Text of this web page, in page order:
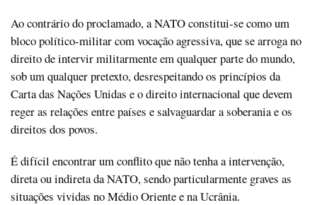
Ao contrário do proclamado, a NATO constitui-se como um
bloco político-militar com vocação agressiva, que se arroga no
direito de intervir militarmente em qualquer parte do mundo,
sob um qualquer pretexto, desrespeitando os princípios da
Carta das Nações Unidas e o direito internacional que devem
reger as relações entre países e salvaguardar a soberania e os
direitos dos povos.
É difícil encontrar um conflito que não tenha a intervenção,
direta ou indireta da NATO, sendo particularmente graves as
situações vividas no Médio Oriente e na Ucrânia.